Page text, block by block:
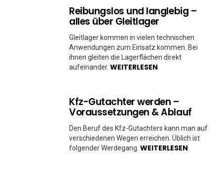
Reibungslos und langlebig –
alles über Gleitlager
Gleitlager kommen in vielen technischen
Anwendungen zum Einsatz kommen. Bei
ihnen gleiten die Lagerflächen direkt
aufeinander. WEITERLESEN
Kfz-Gutachter werden –
Voraussetzungen & Ablauf
Den Beruf des Kfz-Gutachters kann man auf
verschiedenen Wegen erreichen. Üblich ist
folgender Werdegang. WEITERLESEN